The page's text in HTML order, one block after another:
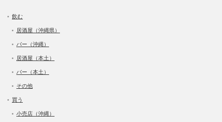
飲む
居酒屋（沖縄県）
バー（沖縄）
居酒屋（本土）
バー（本土）
その他
買う
小売店（沖縄）